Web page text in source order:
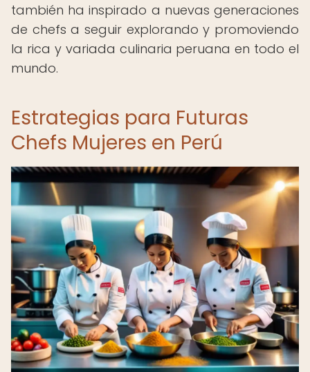
también ha inspirado a nuevas generaciones
de chefs a seguir explorando y promoviendo
la rica y variada culinaria peruana en todo el
mundo.
Estrategias para Futuras
Chefs Mujeres en Perú